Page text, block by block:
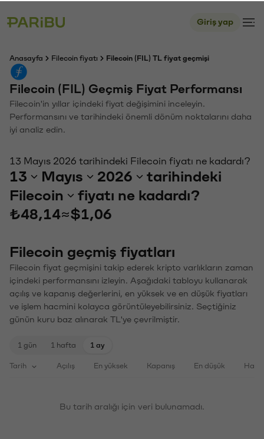
Giriş yap
Anasayfa Filecoin fiyatı Filecoin (FIL) TL fiyat geçmişi
Filecoin (FIL) Geçmiş Fiyat Performansı
Filecoin'in yıllar içindeki fiyat değişimini inceleyin.
Performansını ve tarihindeki önemli dönüm noktalarını daha
iyi analiz edin.
13 Mayıs 2026 tarihindeki Filecoin fiyatı ne kadardı?
13 Mayıs 2026
tarihindeki
Filecoin
fiyatı ne kadardı?
₺48,14≈$1,06
Filecoin geçmiş fiyatları
Filecoin fiyat geçmişini takip ederek kripto varlıkların zaman
içindeki performansını izleyin. Aşağıdaki tabloyu kullanarak
açılış ve kapanış değerlerini, en yüksek ve en düşük fiyatları
ve işlem hacmini kolayca görüntüleyebilirsiniz. Seçtiğiniz
günün kuru baz alınarak TL'ye çevrilmiştir.
1 gün 1 hafta 1 ay
Tarih Açılış En yüksek Kapanış En düşük
Bu tarih aralığı için veri bulunamadı.